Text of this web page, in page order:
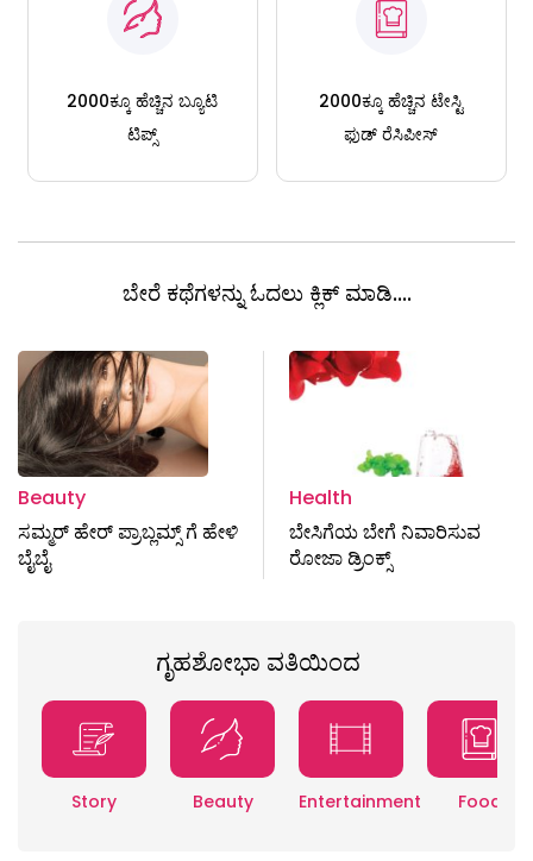
2000ಕ್ಕೂ ಹೆಚ್ಚಿನ ಬ್ಯೂಟಿ
ಟಿಪ್ಸ್
2000ಕ್ಕೂ ಹೆಚ್ಚಿನ ಟೇಸ್ಟಿ
ಫುಡ್ ರೆಸಿಪೀಸ್
ಬೇರೆ ಕಥೆಗಳನ್ನು ಓದಲು ಕ್ಲಿಕ್ ಮಾಡಿ....
Beauty
ಸಮ್ಮರ್‌ ಹೇರ್‌ ಪ್ರಾಬ್ಲಮ್ಸ್ ಗೆ ಹೇಳಿ
ಬೈಬೈ
Health
ಬೇಸಿಗೆಯ ಬೇಗೆ ನಿವಾರಿಸುವ
ರೋಜಾ ಡ್ರಿಂಕ್ಸ್
ಗೃಹಶೋಭಾ ವತಿಯಿಂದ
Story Beauty Entertainment Food